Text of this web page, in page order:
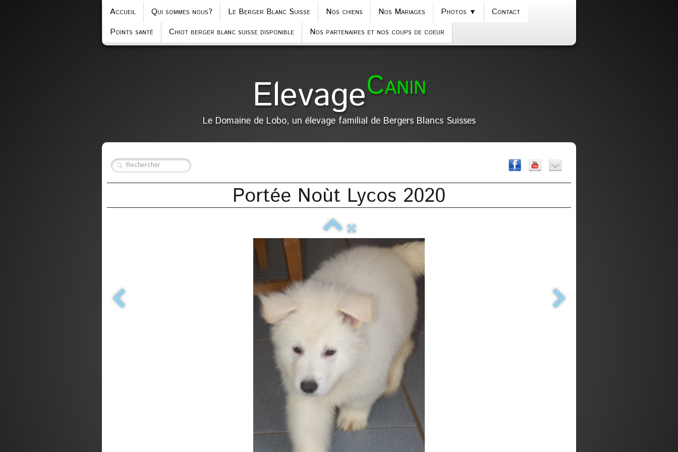
Accueil Qui sommes nous? Le Berger Blanc Suisse Nos chiens Nos Mariages Photos ▼
Contact
Points santé
Chiot berger blanc suisse disponible Nos partenaires et nos coups de coeur
ElevageCanin
Le Domaine de Lobo, un élevage familial de Bergers Blancs Suisses
Portée Noùt Lycos 2020